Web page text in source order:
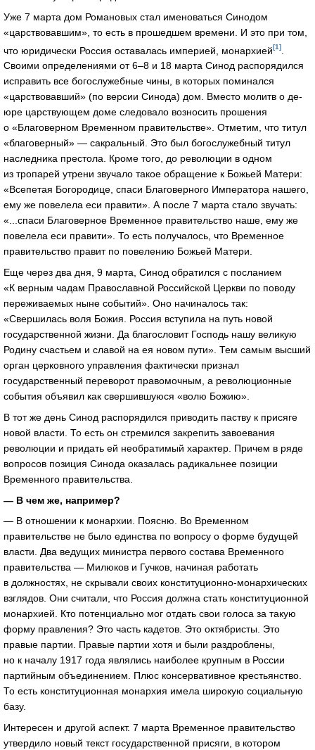
Уже 7 марта дом Романовых стал именоваться Синодом
«царствовавшим», то есть в прошедшем времени. И это при том,
что юридически Россия оставалась империей, монархией[1]
Своими определениями от 6–8 и 18 марта Синод распорядился
исправить все богослужебные чины, в которых поминался
«царствовавший» (по версии Синода) дом. Вместо молитв о де-
юре царствующем доме следовало возносить прошения
о «Благоверном Временном правительстве». Отметим, что титул
«благоверный» — сакральный. Это был богослужебный титул
наследника престола. Кроме того, до революции в одном
из тропарей утрени звучало такое обращение к Божьей Матери:
«Всепетая Богородице, спаси Благоверного Императора нашего,
ему же повелела еси правити». А после 7 марта стало звучать:
«...спаси Благоверное Временное правительство наше, ему же
повелела еси правити». То есть получалось, что Временное
правительство правит по повелению Божьей Матери.
Еще через два дня, 9 марта, Синод обратился с посланием
«К верным чадам Православной Российской Церкви по поводу
переживаемых ныне событий». Оно начиналось так:
«Свершилась воля Божия. Россия вступила на путь новой
государственной жизни. Да благословит Господь нашу великую
Родину счастьем и славой на ея новом пути». Тем самым высший
орган церковного управления фактически признал
государственный переворот правомочным, а революционные
события объявил как свершившуюся «волю Божию».
В тот же день Синод распорядился приводить паству к присяге
новой власти. То есть он стремился закрепить завоевания
революции и придать ей необратимый характер. Причем в ряде
вопросов позиция Синода оказалась радикальнее позиции
Временного правительства.
— В чем же, например?
— В отношении к монархии. Поясню. Во Временном
правительстве не было единства по вопросу о форме будущей
власти. Два ведущих министра первого состава Временного
правительства — Милюков и Гучков, начиная работать
в должностях, не скрывали своих конституционно-монархических
взглядов. Они считали, что Россия должна стать конституционной
монархией. Кто потенциально мог отдать свои голоса за такую
форму правления? Это часть кадетов. Это октябристы. Это
правые партии. Правые партии хотя и были раздроблены,
но к началу 1917 года являлись наиболее крупным в России
партийным объединением. Плюс консервативное крестьянство.
То есть конституционная монархия имела широкую социальную
базу.
Интересен и другой аспект. 7 марта Временное правительство
утвердило новый текст государственной присяги, в котором